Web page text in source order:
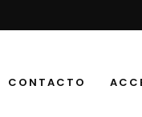
CONTACTO